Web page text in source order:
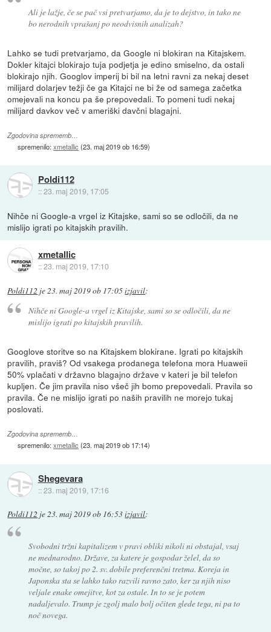
Ali je lažje, če se pač vsi pretvarjamo, da je to dejstvo, in tako ne
bo nerodnih vprašanj po neodvisnih analizah?
Lahko se tudi pretvarjamo, da Google ni blokiran na Kitajskem.
Dokler kitajci blokirajo tuja podjetja je edino smiselno, da ostali
blokirajo njih. Googlov imperij bi bil na letni ravni za nekaj deset
milijard dolarjev težji če ga Kitajci ne bi že od samega začetka
omejevali na koncu pa še prepovedali. To pomeni tudi nekaj
milijard davkov več v ameriški davčni blagajni.
Zgodovina sprememb…
spremenilo:xmetallic (23. maj 2019 ob 16:59)
Poldi112
::23. maj 2019, 17:05
Nihče ni Google-a vrgel iz Kitajske, sami so se odločili, da ne
mislijo igrati po kitajskih pravilih.
xmetallic
::23. maj 2019, 17:10
Poldi112 je23. maj 2019 ob 17:05izjavil:
Nihče ni Google-a vrgel iz Kitajske, sami so se odločili, da ne
mislijo igrati po kitajskih pravilih.
Googlove storitve so na Kitajskem blokirane. Igrati po kitajskih
pravilih, praviš? Od vsakega prodanega telefona mora Huaweii
50% vplačati v državno blagajno države v kateri je bil telefon
kupljen. Če jim pravila niso všeč jih bomo prepovedali. Pravila so
pravila. Če ne mislijo igrati po naših pravilih ne morejo tukaj
poslovati.
Zgodovina sprememb…
spremenilo:xmetallic (23. maj 2019 ob 17:14)
Shegevara
::23. maj 2019, 17:16
Poldi112 je23. maj 2019 ob 16:53izjavil:
Svobodni tržni kapitalizem v pravi obliki nikoli ni obstajal, vsaj
ne mednarodno. Države, za katere je gospodar želel, da so
močne, so takoj po 2. sv. dobile preferenčni tretma. Koreja in
Japonska sta se lahko tako razvili ravno zato, ker za njih niso
veljale enake omejitve, kot za ostale. In to se je potem
nadaljevalo. Trump je zgolj malo bolj očiten glede tega, ni pa to
noč novega.